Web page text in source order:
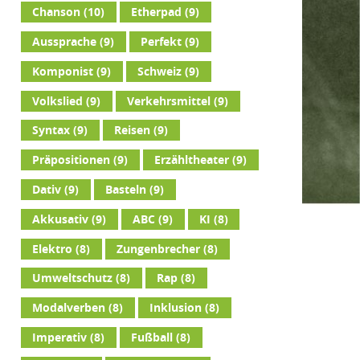
Chanson (10) Etherpad (9)
Aussprache (9) Perfekt (9)
Komponist (9) Schweiz (9)
Volkslied (9) Verkehrsmittel (9)
Syntax (9) Reisen (9)
Präpositionen (9) Erzähltheater (9)
Dativ (9) Basteln (9)
Akkusativ (9) ABC (9) KI (8)
Elektro (8) Zungenbrecher (8)
Umweltschutz (8) Rap (8)
Modalverben (8) Inklusion (8)
Imperativ (8) Fußball (8)